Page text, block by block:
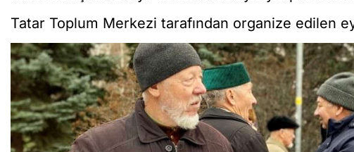
Tatar Toplum Merkezi tarafından organize edilen